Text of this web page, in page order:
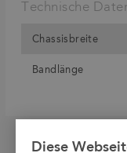
Technische
Chassisbreite
Bandlänge
Diese